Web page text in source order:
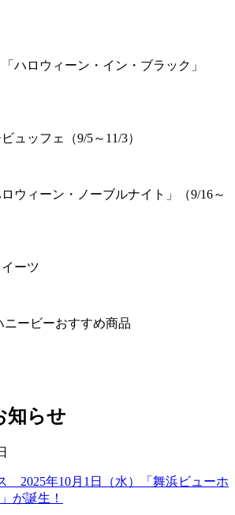
ハロウィーン・イン・ブラック」
ュッフェ（9/5～11/3）
ウィーン・ノーブルナイト」（9/16～
ーツ
ニービーおすすめ商品
知らせ
2025年10月1日（水）「舞浜ビューホ
が誕生！